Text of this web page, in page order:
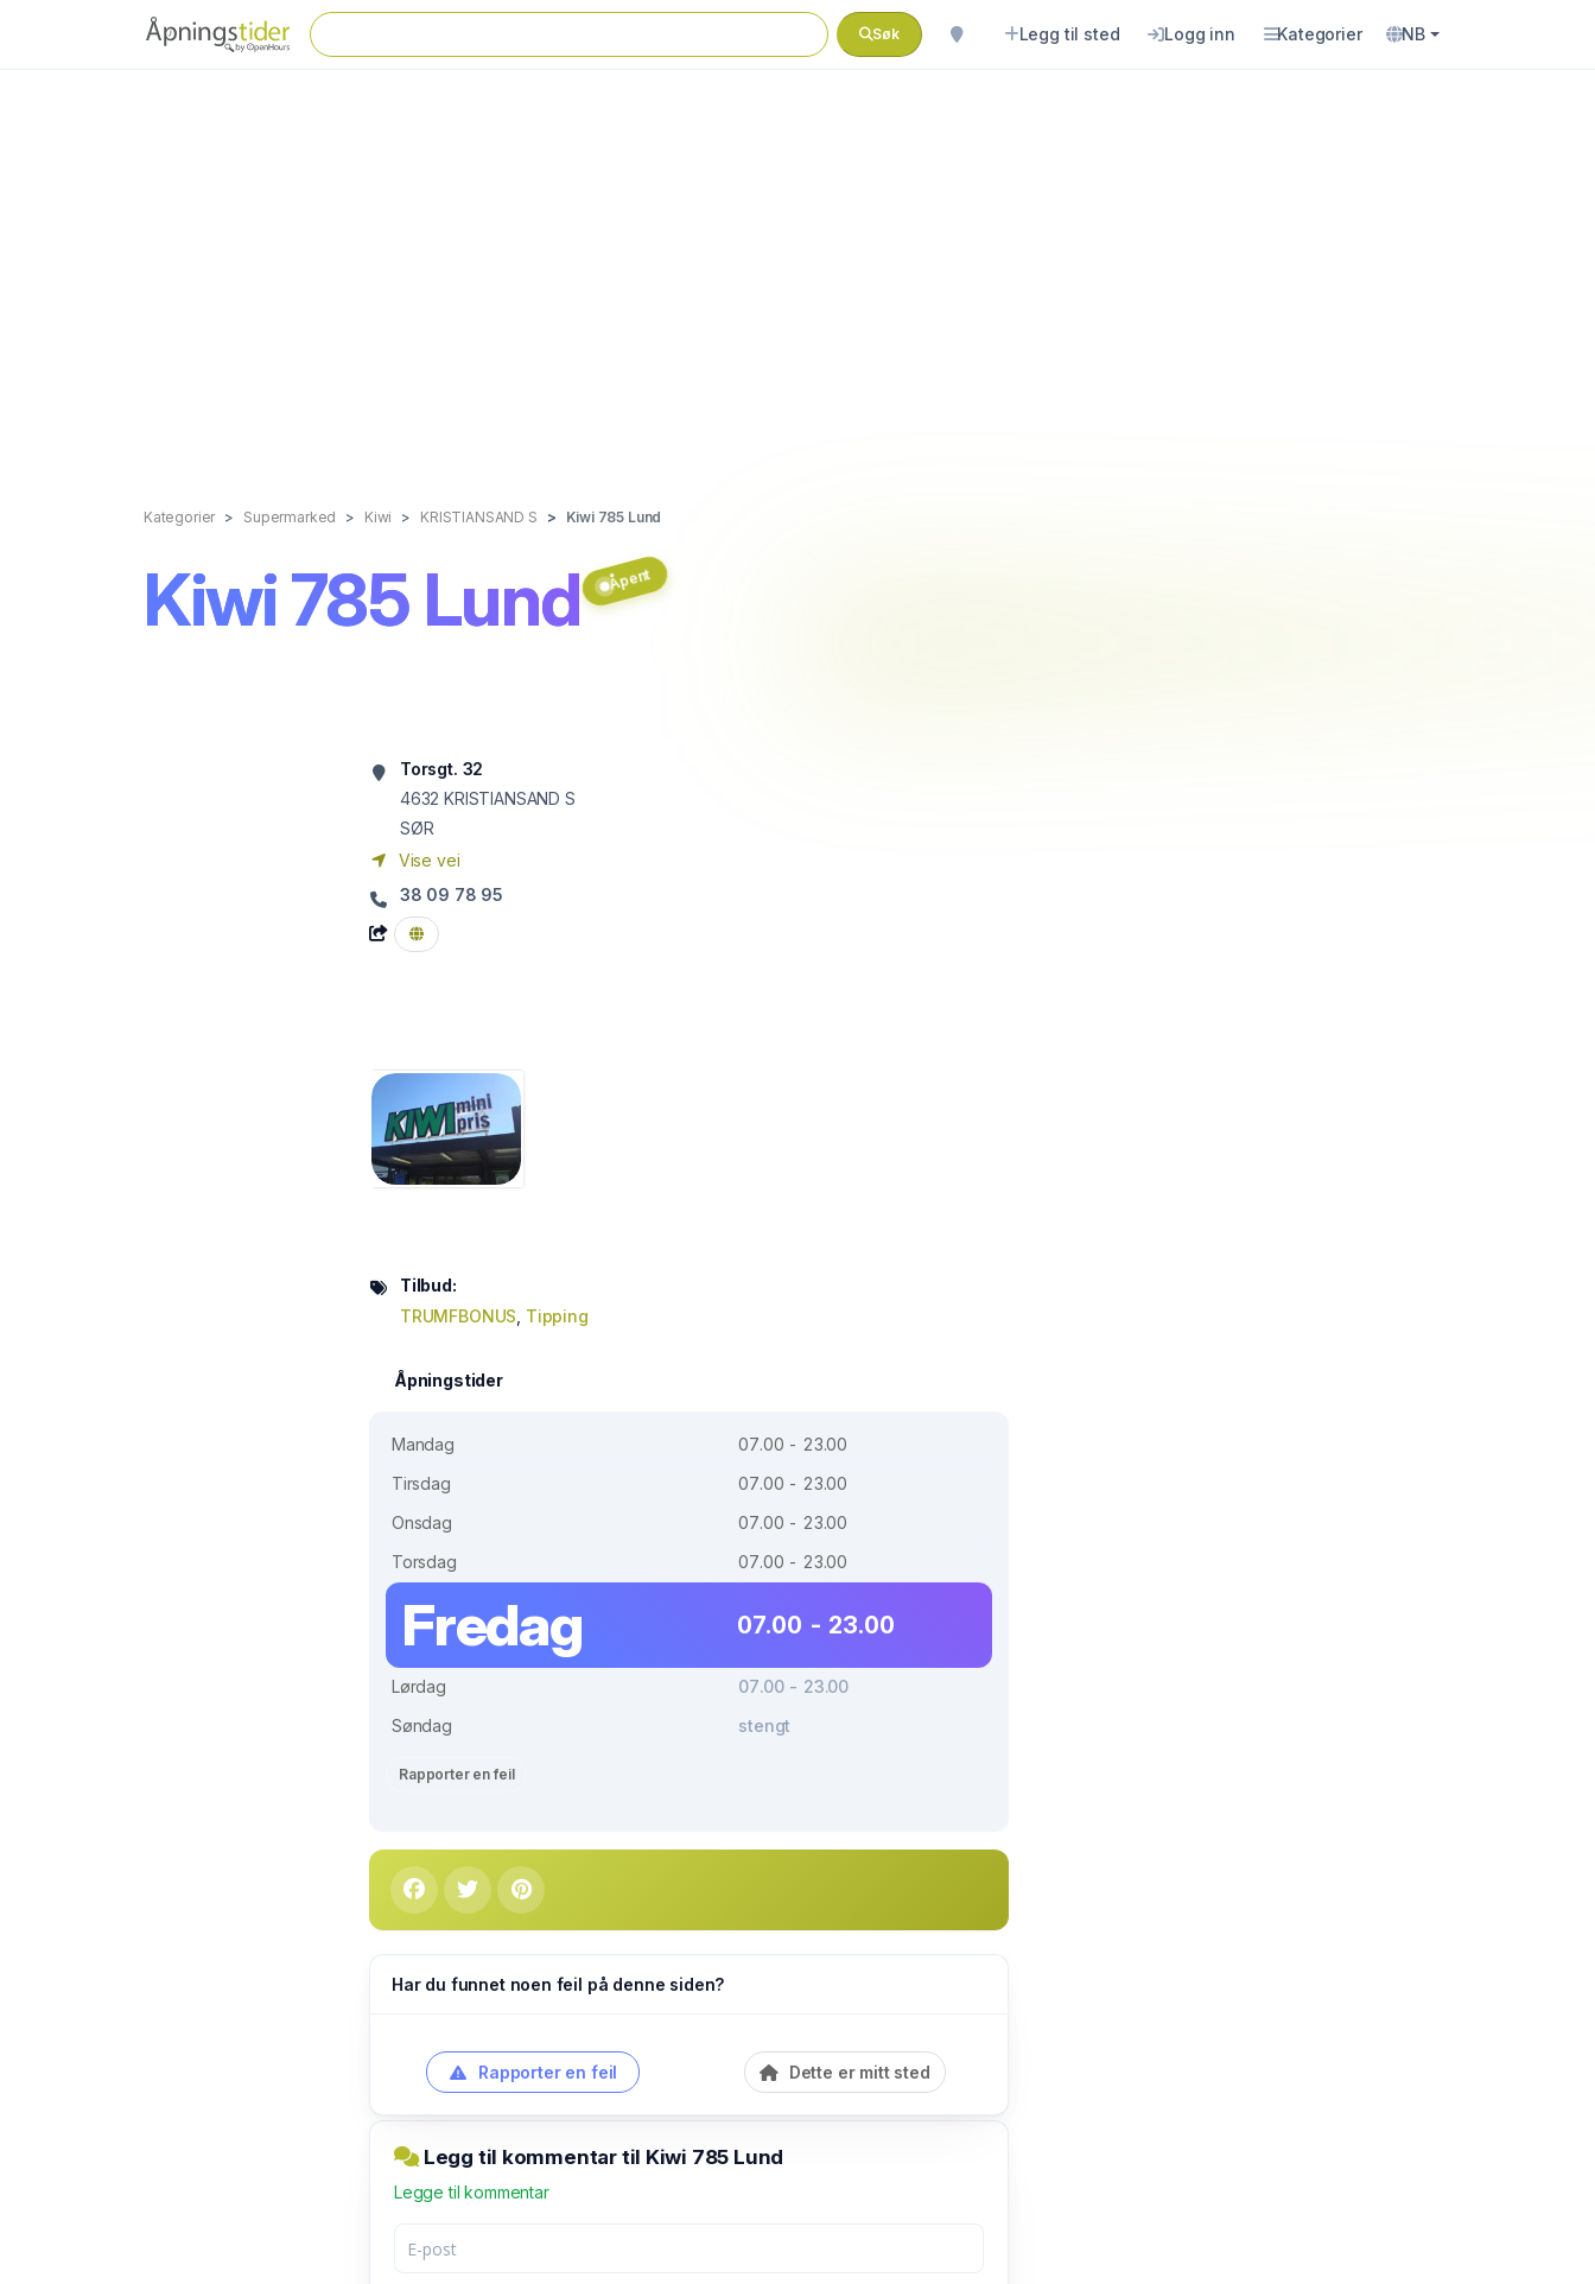
Søk Legg til sted Logg inn Kategorier NB
Kategorier Supermarked Kiwi KRISTIANSAND S Kiwi 785 Lund
Kiwi 785 Lund Åpent
Torsgt. 32
4632 KRISTIANSAND S
SØR
Vise vei
38 09 78 95
Tilbud:
TRUMFBONUS Tipping
Åpningstider
Mandag
07.00 - 23.00
Tirsdag
07.00 - 23.00
Onsdag
07.00 - 23.00
Torsdag
07.00 - 23.00
Fredag 07.00 - 23.00
Lørdag
07.00 - 23.00
Søndag
stengt
Rapporter en feil
Har du funnet noen feil på denne siden?
Rapporter en feil Dette er mitt sted
Legg til kommentar til Kiwi 785 Lund
Legge til kommentar